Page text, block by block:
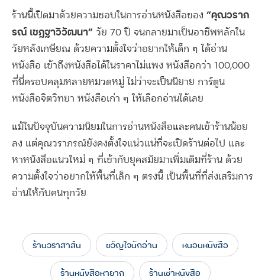
ร้านนี้เปิดมาด้วยความชอบในการอ่านหนังสือของ “คุณวราภ
รณ์ เชฎฐาวิวัฒนา” วัย 70 ปี จนกลายมาเป็นอาชีพหลักใน
วัยหลังเกษียณ ด้วยความตั้งใจว่าอยากให้เด็ก ๆ ได้อ่าน
หนังสือ เข้าถึงหนังสือได้ในราคาไม่แพง หนังสือกว่า 100,000
ที่นี่ครอบคลุมหลายหมวดหมู่ ไม่ว่าจะเป็นนิยาย การ์ตูน
หนังสือจิตวิทยา หนังสือเก่า ๆ ให้เลือกอ่านได้เลย
แม้ในปัจจุบันความนิยมในการอ่านหนังสือและคนเข้าร้านน้อย
ลง แต่คุณวราภรณ์ยังคงตั้งใจแน่วแน่ที่จะเปิดร้านต่อไป และ
หาหนังสือแนวใหม่ ๆ ที่เข้ากับยุคสมัยมาเพิ่มเติมที่ร้าน ด้วย
ความตั้งใจว่าอยากให้พื้นที่เล็ก ๆ ตรงนี้ เป็นพื้นที่ที่ส่งเสริมการ
อ่านให้กับคนทุกวัย
ร้านวราสาส์น ขวัญใจนักอ่าน หนอนหนังสือ
ร้านหนังสือหายาก ร้านเช่าหนังสือ